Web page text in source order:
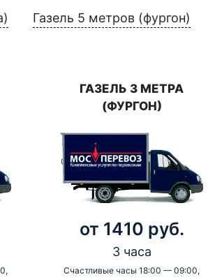
Газель 5 метров (фургон)
ГАЗЕЛЬ 3 МЕТРА
(ФУРГОН)
от 1410 руб.
3 часа
Счастливые часы 18:00 — 09:00,